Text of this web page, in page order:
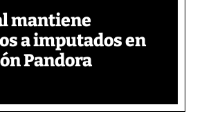
mantiene
a imputados en
Pandora